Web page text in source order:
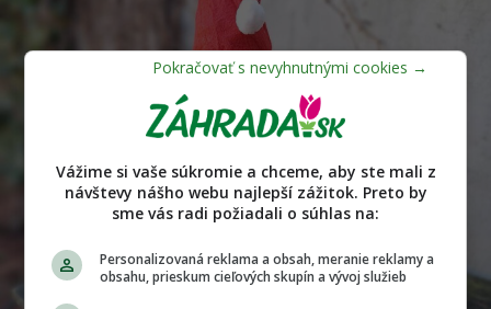
Vážime si vaše súkromie a chceme, aby ste mali z
návštevy nášho webu najlepší zážitok. Preto by
sme vás radi požiadali o súhlas na:
Personalizovaná reklama a obsah, meranie reklamy a
obsahu, prieskum cieľových skupín a vývoj služieb